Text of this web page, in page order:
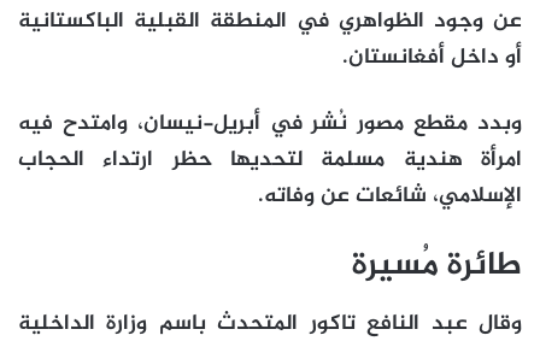
عن وجود الظواهري في المنطقة القبلية الباكستانية
أو داخل أفغانستان.
وبدد مقطع مصور نُشر في أبريل-نيسان، وامتدح فيه
امرأة هندية مسلمة لتحديها حظر ارتداء الحجاب
الإسلامي، شائعات عن وفاته.
طائرة مُسيرة
وقال عبد النافع تاكور المتحدث باسم وزارة الداخلية